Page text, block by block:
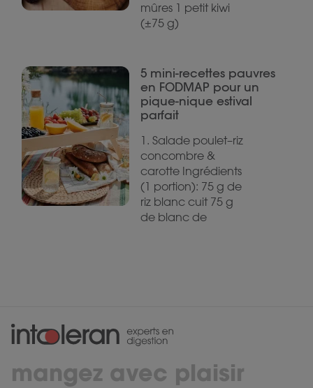
mûres 1 petit kiwi
(±75 g)
5 mini-recettes pauvres
en FODMAP pour un
pique-nique estival
parfait
1. Salade poulet–riz
concombre &
carotte Ingrédients
(1 portion): 75 g de
riz blanc cuit 75 g
de blanc de
mangez avec plaisir